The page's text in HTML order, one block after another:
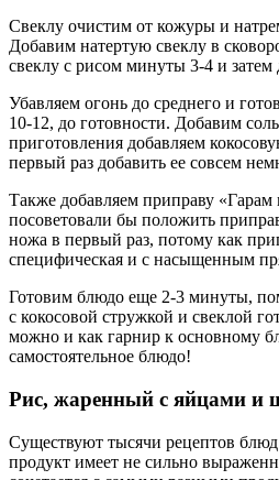
Свеклу очистим от кожуры и
Добавим натертую свеклу в
свеклу с рисом минуты 3-4 и
Убавляем огонь до среднего и
10-12, до готовности. Добавим
приготовления добавляем
первый раз добавить ее совсем
Также добавляем приправу
посоветовали бы положить
ножа в первый раз, потому как
специфическая и с насыщенным
Готовим блюдо еще 2-3 минуты,
с кокосовой стружкой и свеклой
можно и как гарнир к основному
самостоятельное блюдо!
Рис, жаренный с яйцами и
Существуют тысячи рецептов
продукт имеет не сильно